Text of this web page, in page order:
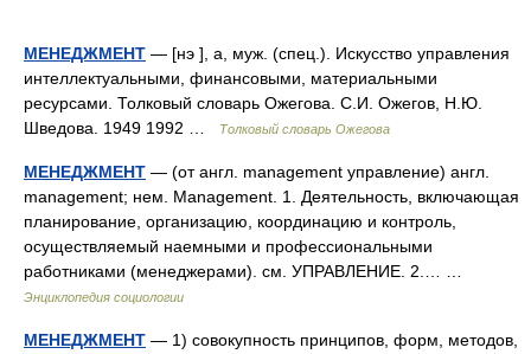
МЕНЕДЖМЕНТ — [нэ ], а, муж. (спец.). Искусство управления
интеллектуальными, финансовыми, материальными
ресурсами. Толковый словарь Ожегова. С.И. Ожегов, Н.Ю.
Шведова. 1949 1992 …
Толковый словарь Ожегова
МЕНЕДЖМЕНТ — (от англ. management управление) англ.
management; нем. Management. 1. Деятельность, включающая
планирование, организацию, координацию и контроль,
осуществляемый наемными и профессиональными
работниками (менеджерами). см. УПРАВЛЕНИЕ. 2.… …
Энциклопедия социологии
МЕНЕДЖМЕНТ — 1) совокупность принципов, форм, методов,